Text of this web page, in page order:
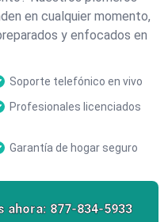
en cualquier momento,
y enfocados en
Soporte telefónico en vivo
Profesionales licenciados
Garantía de hogar seguro
ahora: 877-834-5933